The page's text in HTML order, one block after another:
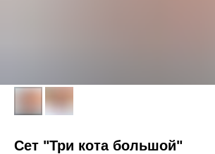
Сет "Три кота большой"